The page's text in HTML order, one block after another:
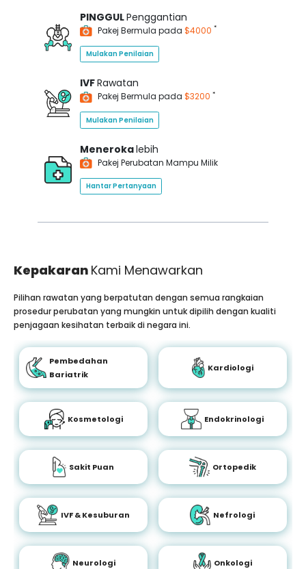
PINGGULPenggantian
Pakej Bermula pada $4000 *
Mulakan Penilaian
IVFRawatan
Pakej Bermula pada $3200 *
Mulakan Penilaian
Menerokalebih
Pakej Perubatan Mampu Milik
Hantar Pertanyaan
Kepakaran Kami Menawarkan
Pilihan rawatan yang berpatutan dengan semua rangkaian
prosedur perubatan yang mungkin untuk dipilih dengan kualiti
penjagaan kesihatan terbaik di negara ini.
Pembedahan
Bariatrik
Kardiologi
Kosmetologi Endokrinologi
Sakit Puan Ortopedik
IVF & Kesuburan Nefrologi
Neurologi Onkologi